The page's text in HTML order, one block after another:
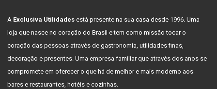
A Exclusiva Utilidades está presente na sua casa desde 1996. Uma
loja que nasce no coração do Brasil e tem como missão tocar o
coração das pessoas através de gastronomia, utilidades finas,
decoração e presentes. Uma empresa familiar que através dos anos se
compromete em oferecer o que há de melhor e mais moderno aos
bares e restaurantes, hotéis e cozinhas.